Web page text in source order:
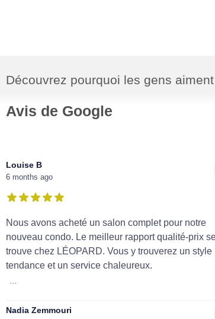
Découvrez pourquoi les gens
Avis de Google
Louise B
6 months ago
Nous avons acheté un salon complet pour notre
nouveau condo. Le meilleur rapport qualité-prix
trouve chez LÉOPARD. Vous y trouverez un style
tendance et un service chaleureux.
Nadia Zemmouri